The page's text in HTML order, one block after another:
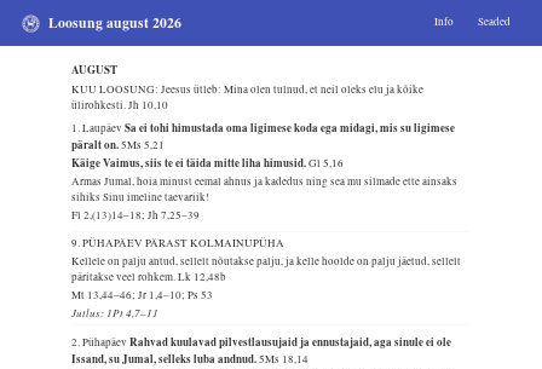
Loosung august 2026 Info Seaded
AUGUST
KUU LOOSUNG: Jeesus ütleb: Mina olen tulnud, et neil oleks elu ja kõike
ülirohkesti.Jh 10,10
1. LaupäevSa ei tohi himustada oma ligimese koda ega midagi, mis su ligimese
päralt on.5Ms 5,21
Käige Vaimus, siis te ei täida mitte liha himusid.Gl 5,16
Armas Jumal, hoia minust eemal ahnus ja kadedus ning sea mu silmade ette ainsaks
sihiks Sinu imeline taevariik!
Fl 2,(13)14–18; Jh 7,25–39
9. PÜHAPÄEV PÄRAST KOLMAINUPÜHA
Kellele on palju antud, sellelt nõutakse palju, ja kelle hoolde on palju jäetud, sellelt
päritakse veel rohkem.Lk 12,48b
Mt 13,44–46; Jr 1,4–10; Ps 53
Jutlus: 1Pt 4,7–11
2. PühapäevRahvad kuulavad pilvestlausujaid ja ennustajaid, aga sinule ei ole
Issand, su Jumal, selleks luba andnud.5Ms 18,14